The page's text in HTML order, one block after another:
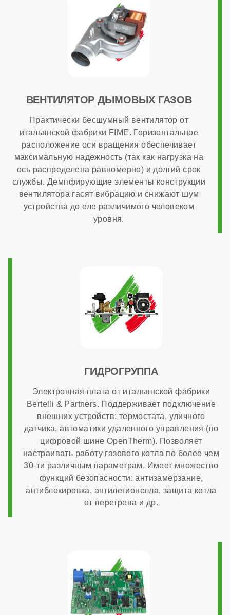
газ
Работа на сжиженном газе
опционально
Способ монтажа
настенный
Камера сгорания
60x100 мм
Диаметр патрубков отопления (резьба)
Диаметр патрубков горячего водоснабжения
1/2 дюйма
Диаметр газового патрубка
3/4 дюйма
220 В
Возможность подключения комнатного термостата
ВЕНТИЛЯТОР ДЫМОВЫХ ГАЗОВ
Практически бесшумный вентилятор от
итальянской фабрики FIME. Горизонтальное
расположение оси вращения обеспечивает
максимальную надежность (так как нагрузка на
ось распределена равномерно) и долгий срок
службы. Демпфирующие элементы конструкции
вентилятора гасят вибрацию и снижают шум
устройства до еле различимого человеком
уровня.
ГИДРОГРУППА
Электронная плата от итальянской фабрики
Bertelli & Partners. Поддерживает подключение
внешних устройств: термостата, уличного
датчика, автоматики удаленного управления (по
цифровой шине OpenTherm). Позволяет
настраивать работу газового котла по более чем
30-ти различным параметрам. Имеет множество
функций безопасности: антизамерзание,
антиблокировка, антилегионелла, защита котла
от перегрева и др.